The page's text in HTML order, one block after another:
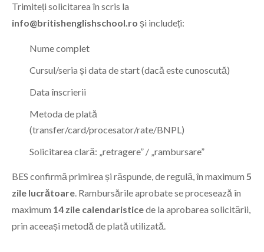
Trimiteți solicitarea în scris la
info@britishenglishschool.ro și includeți:
Nume complet
Cursul/seria și data de start (dacă este cunoscută)
Data înscrierii
Metoda de plată
(transfer/card/procesator/rate/BNPL)
Solicitarea clară: „retragere” / „rambursare”
BES confirmă primirea și răspunde, de regulă, în maximum 5
zile lucrătoare. Rambursările aprobate se procesează în
maximum 14 zile calendaristicede la aprobarea solicitării,
prin aceeași metodă de plată utilizată.